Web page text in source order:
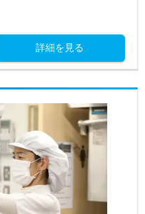
詳細を見る